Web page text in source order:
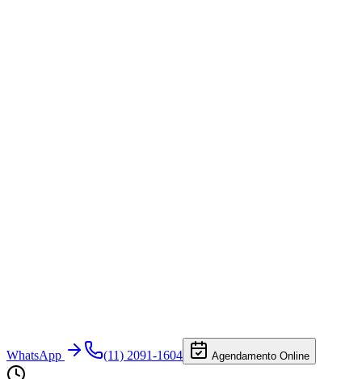
WhatsApp (11) 2091-1604 Agendamento Online